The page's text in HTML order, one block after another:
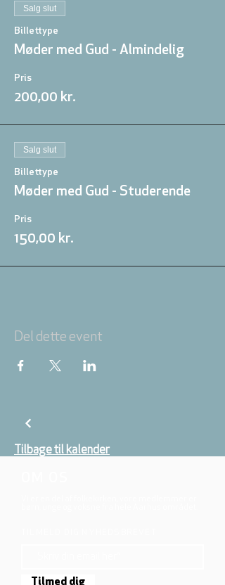
Salg slut
Billettype
Møder med Gud - Almindelig
Pris
200,00 kr.
Salg slut
Billettype
Møder med Gud - Studerende
Pris
150,00 kr.
Del dette event
Tilbage til kalender
Tilmed dig